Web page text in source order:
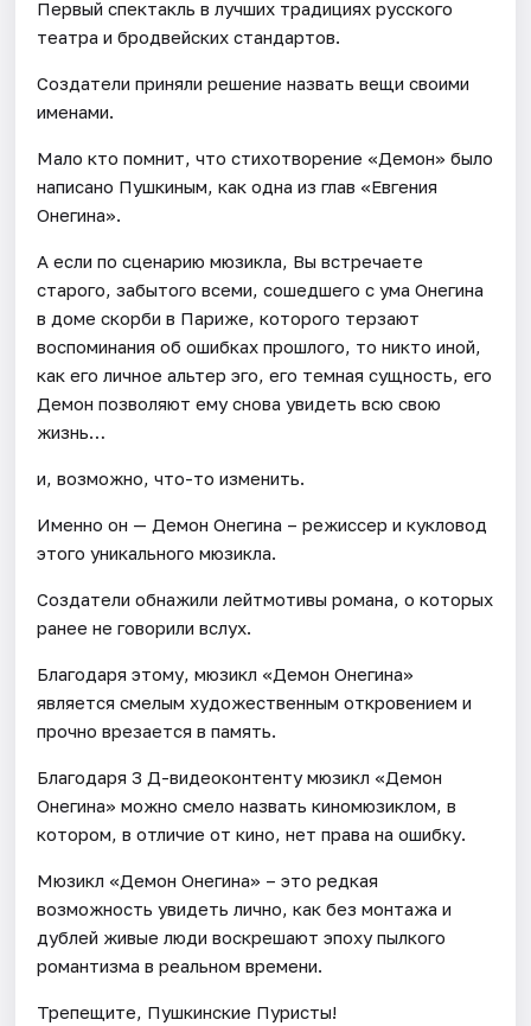
Первый спектакль в лучших традициях русского
театра и бродвейских стандартов.
Создатели приняли решение назвать вещи своими
именами.
Мало кто помнит, что стихотворение «Демон» было
написано Пушкиным, как одна из глав «Евгения
Онегина».
А если по сценарию мюзикла, Вы встречаете
старого, забытого всеми, сошедшего с ума Онегина
в доме скорби в Париже, которого терзают
воспоминания об ошибках прошлого, то никто иной,
как его личное альтер эго, его темная сущность, его
Демон позволяют ему снова увидеть всю свою
жизнь…
и, возможно, что-то изменить.
Именно он — Демон Онегина – режиссер и кукловод
этого уникального мюзикла.
Создатели обнажили лейтмотивы романа, о которых
ранее не говорили вслух.
Благодаря этому, мюзикл «Демон Онегина»
является смелым художественным откровением и
прочно врезается в память.
Благодаря 3 Д-видеоконтенту мюзикл «Демон
Онегина» можно смело назвать киномюзиклом, в
котором, в отличие от кино, нет права на ошибку.
Мюзикл «Демон Онегина» – это редкая
возможность увидеть лично, как без монтажа и
дублей живые люди воскрешают эпоху пылкого
романтизма в реальном времени.
Трепещите, Пушкинские Пуристы!